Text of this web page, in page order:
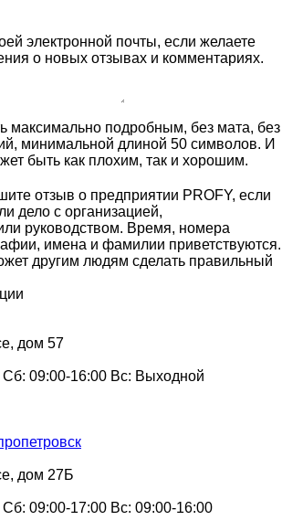
электронной почты, если желаете
о новых отзывах и комментариях.
максимально подробным, без мата, без
минимальной длиной 50 символов. И
быть как плохим, так и хорошим.
отзыв о предприятии PROFY, если
дело с организацией,
руководством. Время, номера
имена и фамилии приветствуются.
другим людям сделать правильный
дом 57
09:00-16:00 Вс: Выходной
дом 27Б
09:00-17:00 Вс: 09:00-16:00